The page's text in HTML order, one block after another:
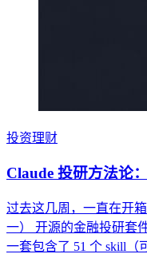
投资理财
Claude 投研方法论
过去这几周，一直在开
一） 开源的金融投研套
一套包含了 51 个 skill（